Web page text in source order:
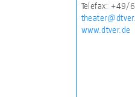
Telefax: +49/
www.dtver.de